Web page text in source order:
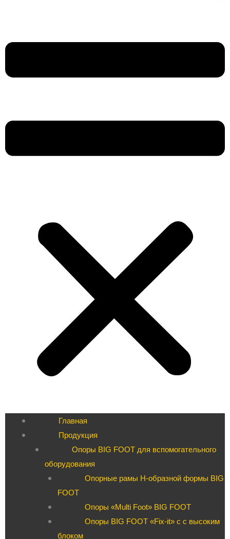
Главная
Продукция
Опоры BIG FOOT для вспомогательного
оборудования
Опорные рамы H-образной формы BIG
FOOT
Опоры «Multi Foot» BIG FOOT
Опоры BIG FOOT «Fix-it» c с высоким
блоком